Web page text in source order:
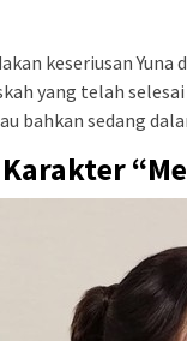
keseriusan Yuna
yang telah
bahkan sedang